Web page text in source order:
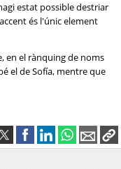
estat possible destriar
és l'únic element
en el rànquing de noms
el de Sofía, mentre que